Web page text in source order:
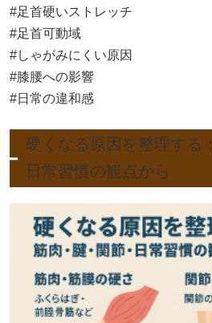
#足首硬いストレッチ
#足首可動域
#しゃがみにくい原因
#膝腰への影響
#日常の違和感
硬くなる原因を整理する
日常習慣の観点から